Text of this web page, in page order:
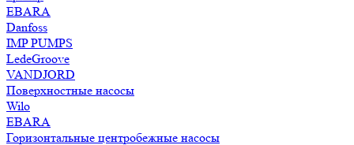
EBARA
Danfoss
IMP PUMPS
LedeGroove
VANDJORD
Поверхностные насосы
Wilo
EBARA
Горизонтальные центробежные насосы